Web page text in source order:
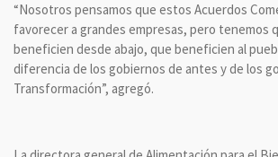
“Nosotros pensamos que estos Acuerdos
favorecer a grandes empresas, pero tenemos
beneficien desde abajo, que beneficien al
diferencia de los gobiernos de antes y de los
Transformación”, agregó.